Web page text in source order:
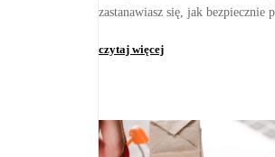
zastanawiasz się, jak bezpiecznie
czytaj więcej